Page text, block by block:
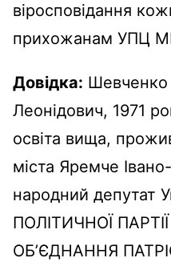
віросповідання
прихожанам УПЦ
Довідка:
Леонідович, 1971
освіта вища,
міста Яремче
народний депутат
ПОЛІТИЧНОЇ
ОБ’ЄДНАННЯ